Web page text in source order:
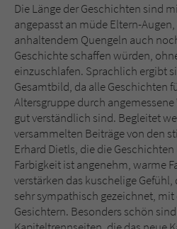
Die Länge der Geschichten sind
angepasst an müde Eltern-
anhaltendem Quengeln auch
Geschichte schaffen würden,
einzuschlafen. Sprachlich ergibt
Gesamtbild, da alle Geschichten
Altersgruppe durch
gut verständlich sind. Begleitet
versammelten Beiträge von den
Erhard Dietls, die die
Farbigkeit ist angenehm, warme
verstärken das kuschelige
sehr sympathisch gezeichnet,
Gesichtern. Besonders schön